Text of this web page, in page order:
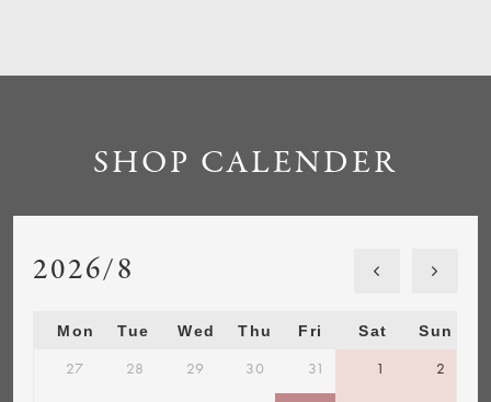
SHOP CALENDER
2026/8
Mon Tue Wed Thu Fri Sat Sun
27 28 29 30 31 1 2